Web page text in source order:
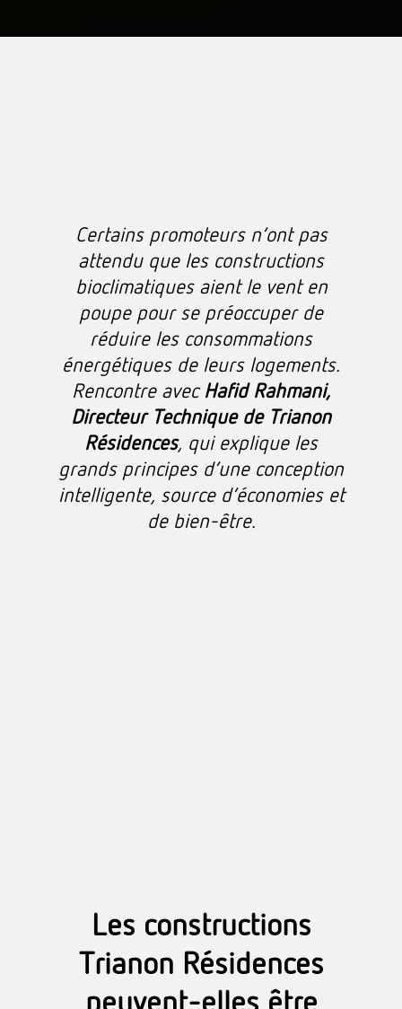
Certains promoteurs n’ont pas
attendu que les constructions
bioclimatiques aient le vent en
poupe pour se préoccuper de
réduire les consommations
énergétiques de leurs logements.
Rencontre avec Hafid Rahmani,
Directeur Technique de Trianon
Résidences, qui explique les
grands principes d’une conception
intelligente, source d’économies et
de bien-être.
Les constructions
Trianon Résidences